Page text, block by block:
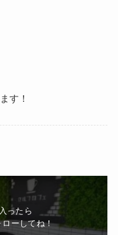
す！
ったら
ーしてね！